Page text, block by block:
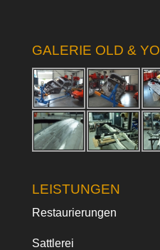
GALERIE OLD &
LEISTUNGEN
Restaurierungen
Sattlerei